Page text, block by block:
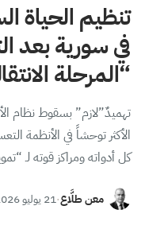
تنظيم الحياة
في سورية بعد
“المرحلة
تهميدٌ”لازم” بسقوط نظام
الأكثر توحشاً في الأنظمة
كل أدواته ومراكز قوته لـ
معن طلَّاع·21 يوليو 2026